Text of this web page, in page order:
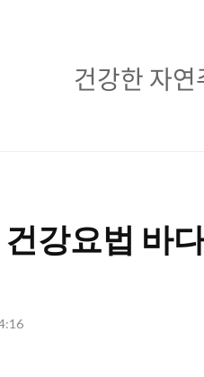
강
주
건강한 자연
강요법 바